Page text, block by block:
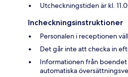
Utcheckningstiden är kl.
Incheckningsinstruktioner
Personalen i receptionen
Det går inte att checka in
Informationen från boendet
automatiska